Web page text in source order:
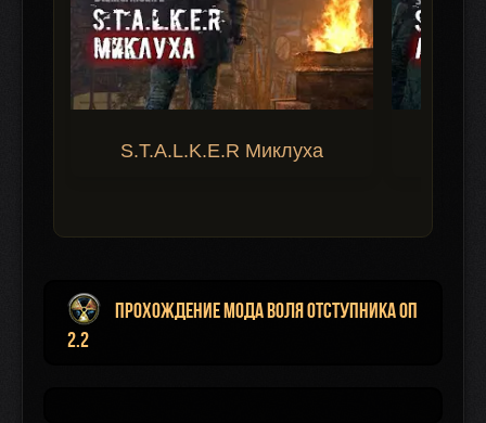
S.T.A.L.K.E.R Миклуха
Прохождение мода Воля Отступника ОП
2.2